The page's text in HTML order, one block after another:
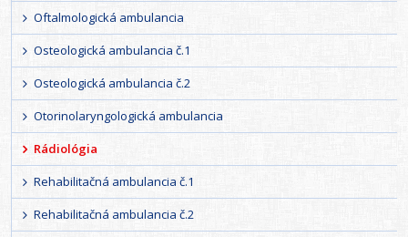
Oftalmologická ambulancia
Osteologická ambulancia č.1
Osteologická ambulancia č.2
Otorinolaryngologická ambulancia
Rádiológia
Rehabilitačná ambulancia č.1
Rehabilitačná ambulancia č.2